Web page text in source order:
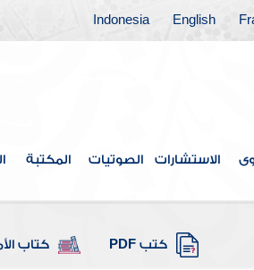
English
Indonesia
الاستشارات الصوتيات المكتبة
كتب PDF كتاب